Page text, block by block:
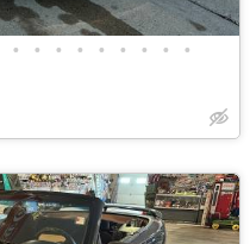
• • • • • • • • •